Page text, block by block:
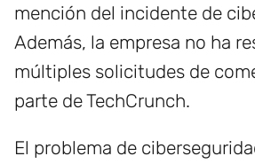
mención del incidente de
Además, la empresa no ha
múltiples solicitudes de
parte de TechCrunch.
El problema de